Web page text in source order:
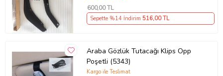
600,00 TL
Sepette %14 İndirim 516,00 TL
Araba Gözlük Tutacağı Klips Opp
Poşetli (5343)
Kargo ile Teslimat